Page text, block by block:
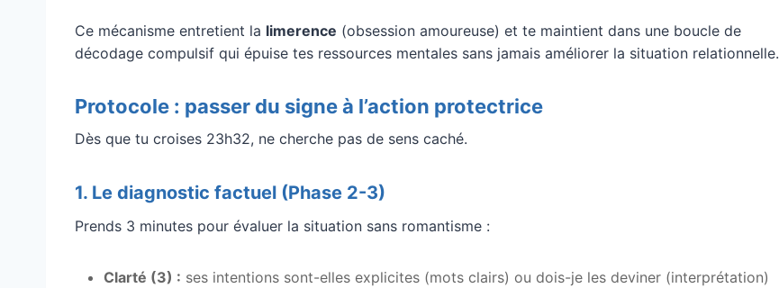
Ce mécanisme entretient la limerence (obsession amoureuse) et te maintient dans une boucle de
décodage compulsif qui épuise tes ressources mentales sans jamais améliorer la situation relationnelle.
Protocole : passer du signe à l’action protectrice
Dès que tu croises 23h32, ne cherche pas de sens caché.
1. Le diagnostic factuel (Phase 2-3)
Prends 3 minutes pour évaluer la situation sans romantisme :
Clarté (3) : ses intentions sont-elles explicites (mots clairs) ou dois-je les deviner (interprétation)